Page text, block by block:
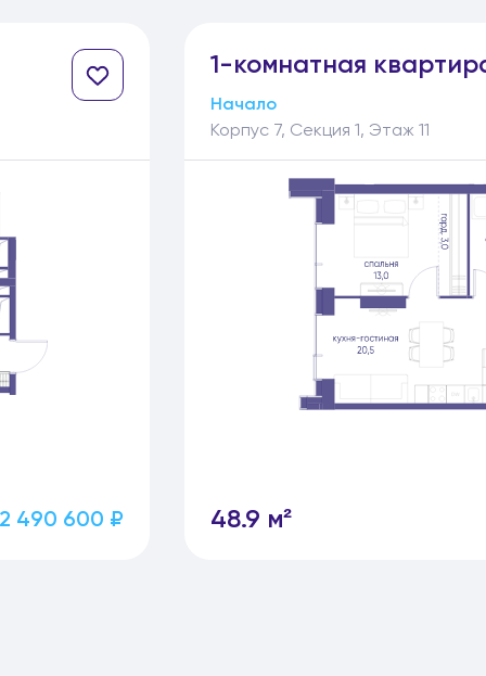
490 600 ₽
1-комнатная
Начало
Корпус 7, Секция 1, Этаж 11
48.9 м²